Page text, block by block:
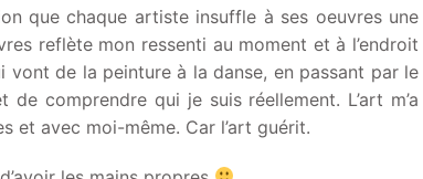
que chaque artiste insuffle à ses oeuvres une
reflète mon ressenti au moment et à l’endroit
vont de la peinture à la danse, en passant par le
comprendre qui je suis réellement. L’art m’a
et avec moi-même. Car l’art guérit.